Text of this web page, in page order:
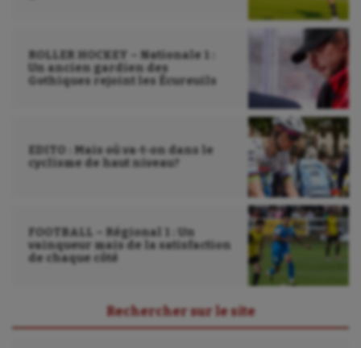
ROLLER HOCKEY – Nationale 1 :
Un ancien gardien des
Gothiques rejoint les Écureuils
EDITO : Mais où va-t-on dans le
cyclisme de haut niveau?
FOOTBALL – Régional 1 : Un
vainqueur mais de la satisfaction
de chaque côté
Rechercher sur le site